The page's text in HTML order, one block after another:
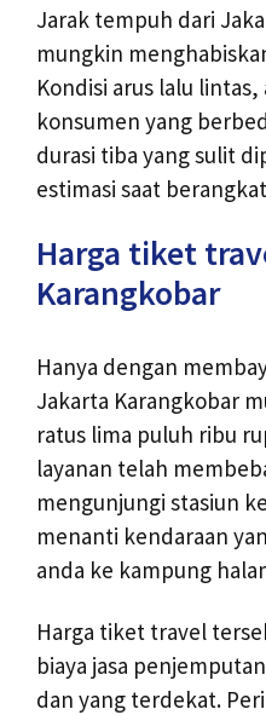
Jarak tempuh dari
mungkin
Kondisi arus lalu
konsumen yang
durasi tiba yang sulit
estimasi saat
Harga tiket
Karangkobar
Hanya dengan
Jakarta Karangkobar
ratus lima puluh ribu
layanan telah
mengunjungi stasiun
menanti kendaraan
anda ke kampung
Harga tiket travel
biaya jasa
dan yang terdekat.